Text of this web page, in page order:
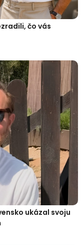
čo vás
ukázal svoju